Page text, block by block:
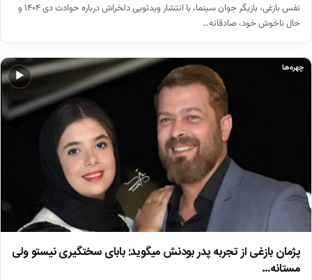
نفس بازغی، بازیگر جوان سینما، با انتشار ویدئویی دلخراش درباره حوادث دی ۱۴۰۴ و
حال ناخوش خود، صادقانه…
▶
چهره‌ها
پژمان بازغی از تجربه پدر بودنش میگوید: بابای سختگیری نیستو ولی
مستانه…